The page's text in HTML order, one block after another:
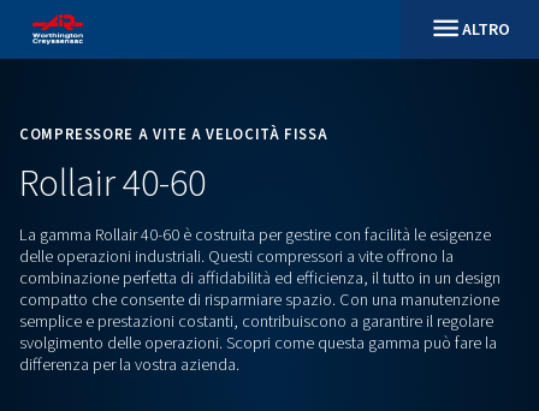
COMPRESSORE A VITE A VELOCITÀ FISSA
Rollair 40-60
La gamma Rollair 40-60 è costruita per gestire con facilità
delle operazioni industriali. Questi compressori a vite
combinazione perfetta di affidabilità ed efficienza, il tutto
compatto che consente di risparmiare spazio. Con una